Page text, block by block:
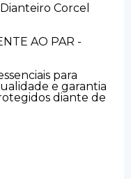
Corcel
AO PAR -
para
e garantia
diante de